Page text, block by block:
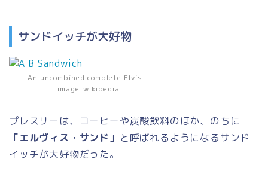
サンドイッチが大好物
An uncombined complete Elvis
image:wikipedia
プレスリーは、コーヒーや炭酸飲料のほか、のちに
「エルヴィス・サンド」 と呼ばれるようになるサンド
イッチが大好物だった。